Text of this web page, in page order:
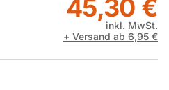
45,30 €
inkl. MwSt.
+ Versand ab 6,95 €